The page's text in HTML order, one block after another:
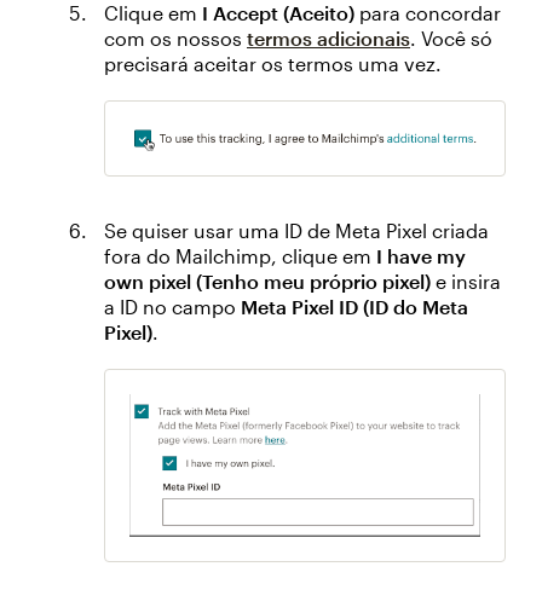
Clique em I Accept (Aceito) para concordar
com os nossos termos adicionais. Você só
precisará aceitar os termos uma vez.
Se quiser usar uma ID de Meta Pixel criada
fora do Mailchimp, clique em I have my
own pixel (Tenho meu próprio pixel) e insira
a ID no campo Meta Pixel ID (ID do Meta
Pixel).